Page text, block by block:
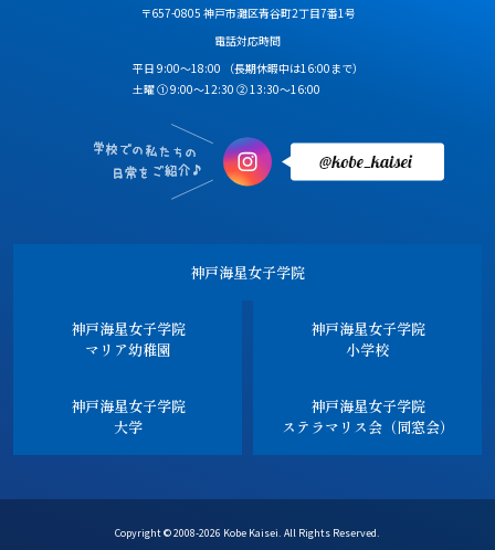
〒657-0805 神戸市灘区青谷町2丁目7番1号
電話対応時間
平日 9:00～18:00
（長期休暇中は16:00まで）
土曜 ① 9:00～12:30 ② 13:30～16:00
神戸海星女子学院
神戸海星女子学院
マリア幼稚園
神戸海星女子学院
小学校
神戸海星女子学院
大学
神戸海星女子学院
ステラマリス会（同窓会）
Copyright © 2008-2026 Kobe Kaisei. All Rights Reserved.